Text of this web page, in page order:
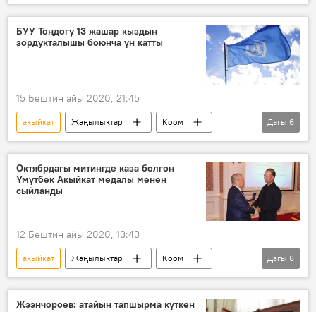
Кыргызстан
Окуялар
Дүйнөдө
элчилик
өлүм
полиция
иликтөө
АКШда полициянын огунан набыт болгон кыргызстандык
БУУ Тоңдогу 13 жашар кыздын
зордукталышы боюнча үн катты
15 Бештин айы 2020, 21:45
акыйкат Жаңылыктар
Коом
Кыргызстан
БУУ
ЮНИСЕФ
зомбулук
Дагы 6
Октябрдагы митингде каза болгон
Үмүтбек Акыйкат медалы менен
сыйланды
12 Бештин айы 2020, 13:43
акыйкат Жаңылыктар
Коом
Кыргызстан
Акыйкатчы институту
Үмүтбек Алтынбек улуу
медаль
Дагы 6
Жээнчороев: атайын тапшырма күткөн